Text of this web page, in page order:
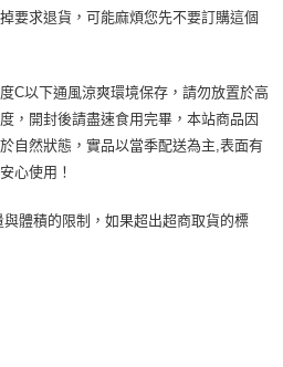
要求退貨，可能麻煩您先不要訂購這個
C以下通風涼爽環境保存，請勿放置於高
，開封後請盡速食用完畢，本站商品因
自然狀態，實品以當季配送為主,表面有
心使用！
體積的限制，如果超出超商取貨的標